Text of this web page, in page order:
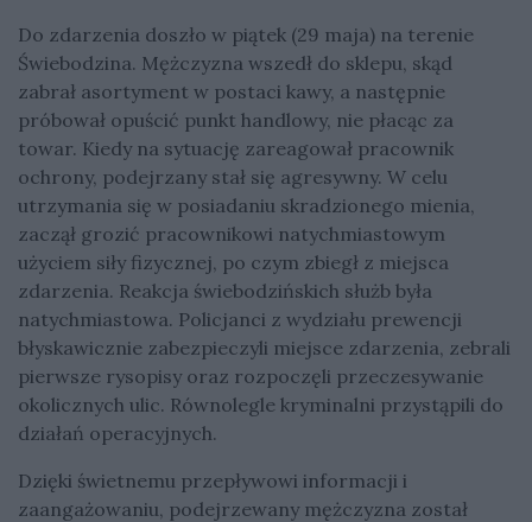
Do zdarzenia doszło w piątek (29 maja) na terenie
Świebodzina. Mężczyzna wszedł do sklepu, skąd
zabrał asortyment w postaci kawy, a następnie
próbował opuścić punkt handlowy, nie płacąc za
towar. Kiedy na sytuację zareagował pracownik
ochrony, podejrzany stał się agresywny. W celu
utrzymania się w posiadaniu skradzionego mienia,
zaczął grozić pracownikowi natychmiastowym
użyciem siły fizycznej, po czym zbiegł z miejsca
zdarzenia. Reakcja świebodzińskich służb była
natychmiastowa. Policjanci z wydziału prewencji
błyskawicznie zabezpieczyli miejsce zdarzenia, zebrali
pierwsze rysopisy oraz rozpoczęli przeczesywanie
okolicznych ulic. Równolegle kryminalni przystąpili do
działań operacyjnych.
Dzięki świetnemu przepływowi informacji i
zaangażowaniu, podejrzewany mężczyzna został